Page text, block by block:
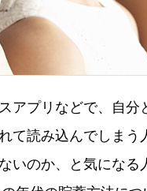
アプリなどで、自
て読み込んでしま
いのか、と気にな